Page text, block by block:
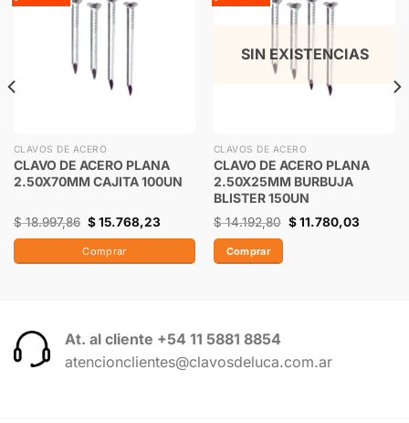
CLAVOS DE ACERO
CLAVO DE ACERO PLANA
2.50X70MM CAJITA 100UN
$18.997,86 $15.768,23
Comprar
SIN EXISTENCIAS
CLAVOS DE ACERO
CLAVO DE ACERO PLANA
2.50X25MM BURBUJA
BLISTER 150UN
$14.192,80 $11.780,03
Comprar
At. al cliente +54 11 5881 8854
atencionclientes@clavosdeluca.com.ar